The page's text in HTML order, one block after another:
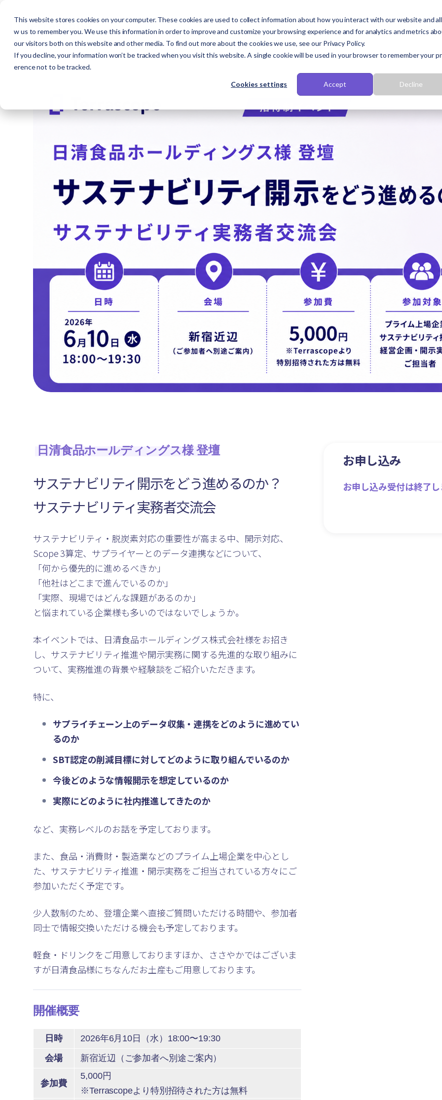
This website stores cookies on your computer. These cookies are used to collect information about how you interact with our website and
w us to remember you. We use this information in order to improve and customize your browsing experience and for analytics and metrics
our visitors both on this website and other media. To find out more about the cookies we use, see our Privacy Policy.
If you decline, your information won’t be tracked when you visit this website. A single cookie will be used in your browser to remember your
erence not to be tracked.
Cookies settings Accept Decline
プラットフォーム
Back to Events & Webinars
日清食品ホールディングス様 登壇
サステナビリティ開示をどう進めるのか？
サステナビリティ実務者交流会
サステナビリティ・脱炭素対応の重要性が高まる中、開示対応、
Scope 3算定、サプライヤーとのデータ連携などについて、
「何から優先的に進めるべきか」
「他社はどこまで進んでいるのか」
「実際、現場ではどんな課題があるのか」
と悩まれている企業様も多いのではないでしょうか。
本イベントでは、日清食品ホールディングス株式会社様をお招き
し、サステナビリティ推進や開示実務に関する先進的な取り組みに
ついて、実務推進の背景や経験談をご紹介いただきます。
特に、
サプライチェーン上のデータ収集・連携をどのように進めてい
るのか
SBT認定の削減目標に対してどのように取り組んでいるのか
今後どのような情報開示を想定しているのか
実際にどのように社内推進してきたのか
など、実務レベルのお話を予定しております。
また、食品・消費財・製造業などのプライム上場企業を中心とし
た、サステナビリティ推進・開示実務をご担当されている方々にご
参加いただく予定です。
少人数制のため、登壇企業へ直接ご質問いただける時間や、参加者
同士で情報交換いただける機会も予定しております。
軽食・ドリンクをご用意しておりますほか、ささやかではございま
すが日清食品様にちなんだお土産もご用意しております。
開催概要
日時
2026年6月10日（水）18:00〜19:30
会場
新宿近辺（ご参加者へ別途ご案内）
参加費
5,000円
※Terrascopeより特別招待された方は無料
お申し込み
お申し込み受付は終了